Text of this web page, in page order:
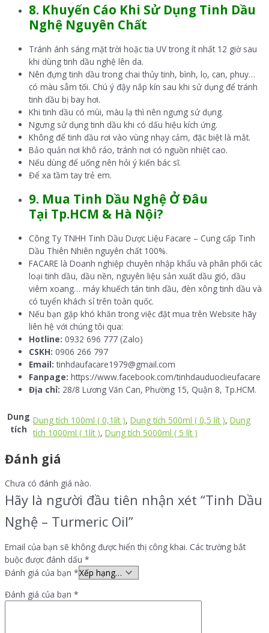
8. Khuyến Cáo Khi Sử Dụng Tinh Dầu
Nghệ Nguyên Chất
Tránh ánh sáng mặt trời hoặc tia UV trong ít nhất 12 giờ sau
khi dùng tinh dầu nghệ lên da.
Nên đựng tinh dầu trong chai thủy tinh, bình, lọ, can, phuy…
có màu sẫm tối. Chú ý đậy nắp kín sau khi sử dụng để tránh
tinh dầu bị bay hơi.
Khi tinh dầu có mùi, màu lạ thì nên ngưng sử dụng.
Ngưng sử dụng tinh dầu khi có dấu hiệu kích ứng.
Không để tinh dầu rơi vào vùng nhạy cảm, đặc biệt là mắt.
Bảo quản nơi khô ráo, tránh nơi có nguồn nhiệt cao.
Nếu dùng để uống nên hỏi ý kiến bác sĩ.
Để xa tầm tay trẻ em.
9. Mua Tinh Dầu Nghệ Ở Đâu
Tại Tp.HCM & Hà Nội?
Công Ty TNHH Tinh Dầu Dược Liệu Facare – Cung cấp Tinh
Dầu Thiên Nhiên nguyên chất 100%.
FACARE là Doanh nghiệp chuyên nhập khẩu và phân phối các
loại tinh dầu, dầu nền, nguyên liệu sản xuất dầu gió, dầu
viêm xoang… máy khuếch tán tinh dầu, đèn xông tinh dầu và
có tuyển khách sỉ trên toàn quốc.
Nếu bạn gặp khó khăn trong việc đặt mua trên Website hãy
liên hệ với chúng tôi qua:
Hotline: 0932 696 777 (Zalo)
CSKH: 0906 266 797
Email: tinhdaufacare1979@gmail.com
Fanpage: https://www.facebook.com/tinhdauduoclieufacare
Địa chỉ: 28/8 Lương Văn Can, Phường 15, Quận 8, Tp.HCM.
Dung
tích
Dung tích 100ml ( 0,1lít ), Dung tích 500ml ( 0,5 lít ), Dung
tích 1000ml ( 1lít ), Dung tích 5000ml ( 5 lít )
Đánh giá
Chưa có đánh giá nào.
Hãy là người đầu tiên nhận xét “Tinh Dầu
Nghệ – Turmeric Oil”
Email của bạn sẽ không được hiển thị công khai. Các trường bắt
buộc được đánh dấu *
Đánh giá của bạn *
Đánh giá của bạn *